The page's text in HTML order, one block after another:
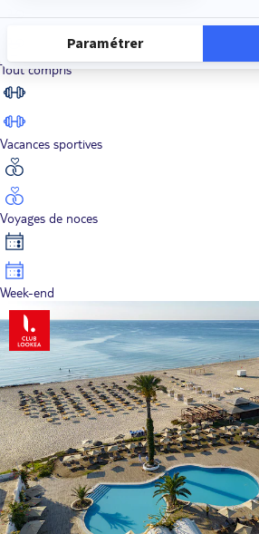
Tout compris
Vacances sportives
Voyages de noces
Week-end